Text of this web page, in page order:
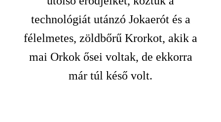
technológiát utánzó Jokaerót és a
félelmetes, zöldbőrű Krorkot, akik a
mai Orkok ősei voltak, de ekkorra
már túl késő volt.